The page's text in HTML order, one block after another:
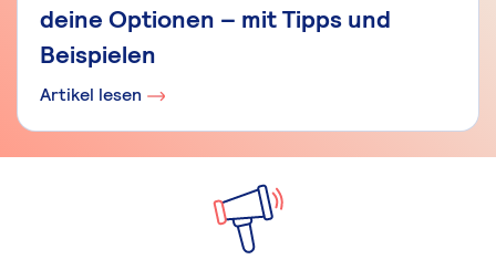
deine Optionen – mit Tipps und
Beispielen
Artikel lesen